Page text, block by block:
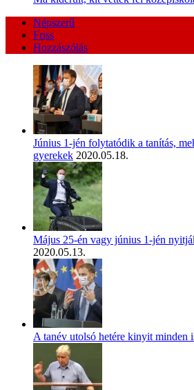
Népszerű
Friss
Hozzászólás
Június 1-jén folytatódik a tanítás,
gyerekek 2020.05.18.
Május 25-én vagy június 1-jén
2020.05.13.
A tanév utolsó hetére kinyit minden